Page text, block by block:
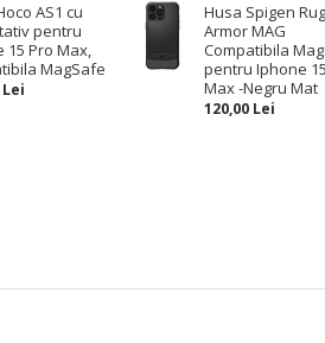
AS1 cu
pentru
15 Pro Max,
MagSafe
Lei
Husa Spigen
Armor MAG
Compatibila
pentru Iphone
Max -Negru Mat
120,00 Lei